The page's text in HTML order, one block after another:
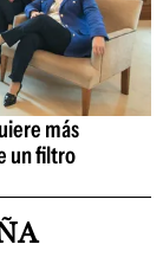
más
un filtro